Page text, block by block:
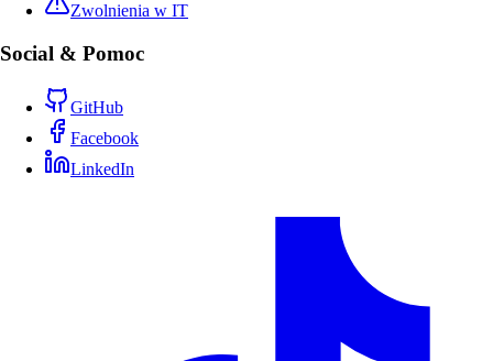
Zwolnienia w IT
Social & Pomoc
GitHub
Facebook
LinkedIn